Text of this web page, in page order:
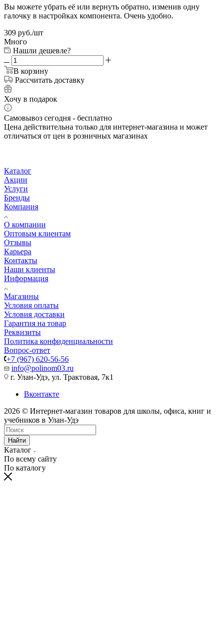
Вы можете убрать её или вернуть обратно, изменив одну
галочку в настройках компонента. Очень удобно.
309 руб./шт
Много
Нашли дешевле?
В корзину
Рассчитать доставку
Хочу в подарок
Самовывоз сегодня - бесплатно
Цена действительна только для интернет-магазина и может
отличаться от цен в розничных магазинах
Каталог
Акции
Услуги
Бренды
Компания
О компании
Оптовым клиентам
Отзывы
Карьера
Контакты
Наши клиенты
Информация
Магазины
Условия оплаты
Условия доставки
Гарантия на товар
Реквизиты
Политика конфиденциальности
Вопрос-ответ
+7 (967) 620-56-56
info@polinom03.ru
г. Улан-Удэ, ул. Трактовая, 7к1
Вконтакте
2026 © Интернет-магазин товаров для школы, офиса, книг и
учебников в Улан-Удэ
Найти
Каталог
По всему сайту
По каталогу